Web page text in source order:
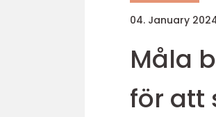
04. January
Måla
för att